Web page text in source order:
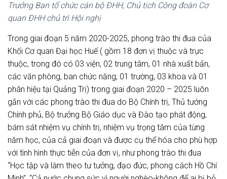
Trưởng Ban tổ chức cán bộ ĐHH, Chủ tịch Công đoàn Cơ
quan ĐHH chủ trì Hội nghị
Trong giai đoạn 5 năm 2020-2025, phong trào thi đua của
Khối Cơ quan Đại học Huế ( gồm 18 đơn vị thuộc và trực
thuộc, trong đó có 03 viện, 02 trung tâm, 01 nhà xuất bản,
các văn phòng, ban chức năng; 01 trường, 03 khoa và 01
phân hiệu tại Quảng Trị) trong giai đoạn 2020 – 2025 luôn
gắn với các phong trào thi đua do Bộ Chính trị, Thủ tướng
Chính phủ, Bộ trưởng Bộ Giáo dục và Đào tạo phát động,
bám sát nhiệm vụ chính trị, nhiệm vụ trọng tâm của từng
năm học, của cả giai đoạn và được cụ thể hóa cho phù hợp
với tình hình thực tiễn của đơn vị, như phong trào thi đua
“Học tập và làm theo tư tưởng, đạo đức, phong cách Hồ Chí